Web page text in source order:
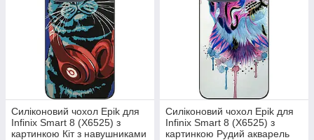
Силіконовий чохол Epik для
Infinix Smart 8 (X6525) з
картинкою Кіт з навушниками
Силіконовий чохол Epik для
Infinix Smart 8 (X6525) з
картинкою Рудий акварель